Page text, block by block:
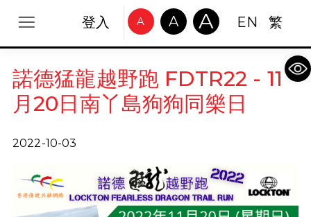
登入 A A A EN 繁
諾德猛龍越野跑 FDTR22 - 11
月20日南丫島狗狗同樂日
2022-10-03